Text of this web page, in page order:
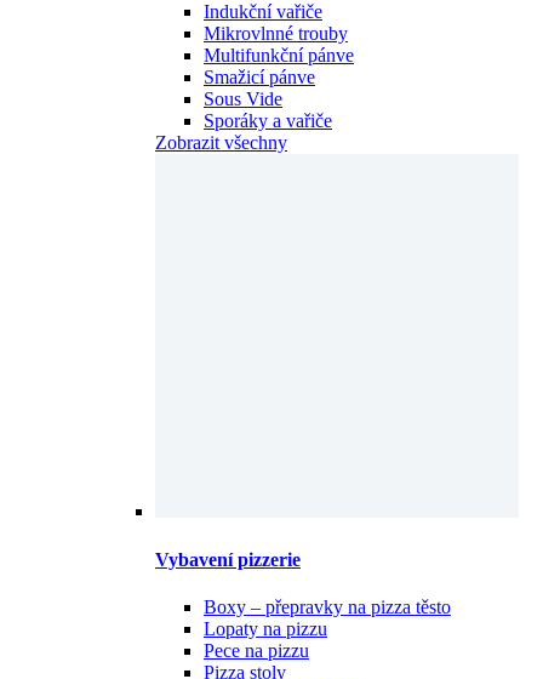
Indukční vařiče
Mikrovlnné trouby
Multifunkční pánve
Smažicí pánve
Sous Vide
Sporáky a vařiče
Zobrazit všechny
Vybavení pizzerie
Boxy – přepravky na pizza těsto
Lopaty na pizzu
Pece na pizzu
Pizza stoly